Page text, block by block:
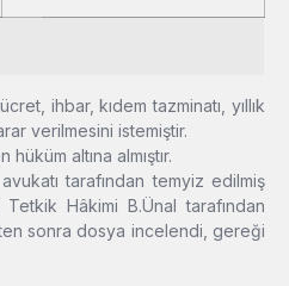
ihbar, kıdem tazminatı, yıllık
verilmesini istemiştir.
altına almıştır.
tarafından temyiz edilmiş
Hâkimi B.Ünal tarafından
sonra dosya incelendi, gereği